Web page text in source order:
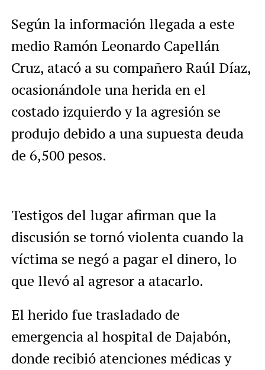
Según la información llegada a este
medio Ramón Leonardo Capellán
Cruz, atacó a su compañero Raúl Díaz,
ocasionándole una herida en el
costado izquierdo y la agresión se
produjo debido a una supuesta deuda
de 6,500 pesos.
Testigos del lugar afirman que la
discusión se tornó violenta cuando la
víctima se negó a pagar el dinero, lo
que llevó al agresor a atacarlo.
El herido fue trasladado de
emergencia al hospital de Dajabón,
donde recibió atenciones médicas y